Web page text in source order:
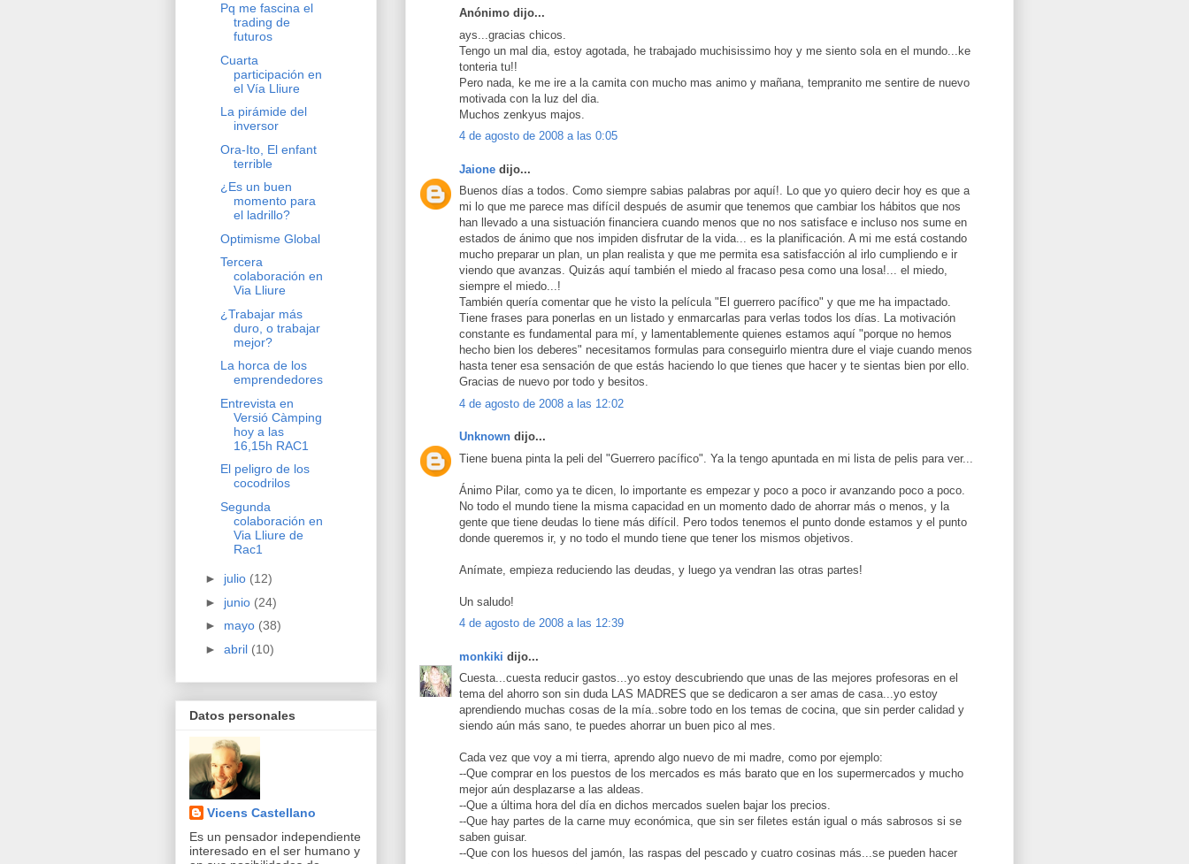
Anónimo dijo...
ays...gracias chicos.
Tengo un mal dia, estoy agotada, he trabajado muchisissimo hoy y me siento sola en el mundo...ke
tonteria tu!!
Pero nada, ke me ire a la camita con mucho mas animo y mañana, tempranito me sentire de nuevo
motivada con la luz del dia.
Muchos zenkyus majos.
4 de agosto de 2008 a las 0:05
Jaione dijo...
Buenos días a todos. Como siempre sabias palabras por aquí!. Lo que yo quiero decir hoy es que a
mi lo que me parece mas difícil después de asumir que tenemos que cambiar los hábitos que nos
han llevado a una sistuación financiera cuando menos que no nos satisface e incluso nos sume en
estados de ánimo que nos impiden disfrutar de la vida... es la planificación. A mi me está costando
mucho preparar un plan, un plan realista y que me permita esa satisfacción al irlo cumpliendo e ir
viendo que avanzas. Quizás aquí también el miedo al fracaso pesa como una losa!... el miedo,
siempre el miedo...!
También quería comentar que he visto la película "El guerrero pacífico" y que me ha impactado.
Tiene frases para ponerlas en un listado y enmarcarlas para verlas todos los días. La motivación
constante es fundamental para mí, y lamentablemente quienes estamos aquí "porque no hemos
hecho bien los deberes" necesitamos formulas para conseguirlo mientra dure el viaje cuando menos
hasta tener esa sensación de que estás haciendo lo que tienes que hacer y te sientas bien por ello.
Gracias de nuevo por todo y besitos.
4 de agosto de 2008 a las 12:02
Unknown dijo...
Tiene buena pinta la peli del "Guerrero pacífico". Ya la tengo apuntada en mi lista de pelis para ver...
Ánimo Pilar, como ya te dicen, lo importante es empezar y poco a poco ir avanzando poco a poco.
No todo el mundo tiene la misma capacidad en un momento dado de ahorrar más o menos, y la
gente que tiene deudas lo tiene más difícil. Pero todos tenemos el punto donde estamos y el punto
donde queremos ir, y no todo el mundo tiene que tener los mismos objetivos.
Anímate, empieza reduciendo las deudas, y luego ya vendran las otras partes!
Un saludo!
4 de agosto de 2008 a las 12:39
monkiki dijo...
Cuesta...cuesta reducir gastos...yo estoy descubriendo que unas de las mejores profesoras en el
tema del ahorro son sin duda LAS MADRES que se dedicaron a ser amas de casa...yo estoy
aprendiendo muchas cosas de la mía..sobre todo en los temas de cocina, que sin perder calidad y
siendo aún más sano, te puedes ahorrar un buen pico al mes.
Cada vez que voy a mi tierra, aprendo algo nuevo de mi madre, como por ejemplo:
--Que comprar en los puestos de los mercados es más barato que en los supermercados y mucho
mejor aún desplazarse a las aldeas.
--Que a última hora del día en dichos mercados suelen bajar los precios.
--Que hay partes de la carne muy económica, que sin ser filetes están igual o más sabrosos si se
saben guisar.
--Que con los huesos del jamón, las raspas del pescado y cuatro cosinas más...se pueden hacer
Pq me fascina el
trading de
futuros
Cuarta
participación en
el Vía Lliure
La pirámide del
inversor
Ora-Ito, El enfant
terrible
¿Es un buen
momento para
el ladrillo?
Optimisme Global
Tercera
colaboración en
Via Lliure
¿Trabajar más
duro, o trabajar
mejor?
La horca de los
emprendedores
Entrevista en
Versió Càmping
hoy a las
16,15h RAC1
El peligro de los
cocodrilos
Segunda
colaboración en
Via Lliure de
Rac1
► julio (12)
► junio (24)
► mayo (38)
► abril (10)
Datos personales
Vicens Castellano
Es un pensador independiente
interesado en el ser humano y